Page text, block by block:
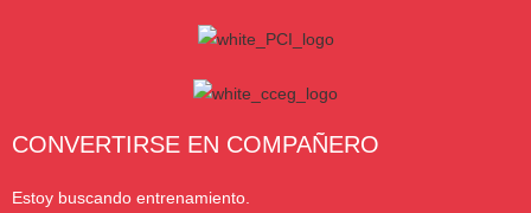
CONVERTIRSE EN COMPAÑERO
Estoy buscando entrenamiento.